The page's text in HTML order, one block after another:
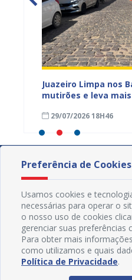
Juazeiro Limpa nos
mutirões e leva
29/07/2026 18H46
Preferência de Cookies
Usamos cookies e
necessárias para operar o
o nosso uso de cookies
gerenciar suas preferências
Para obter mais
como utilizamos e quais
Política de Privacidade.